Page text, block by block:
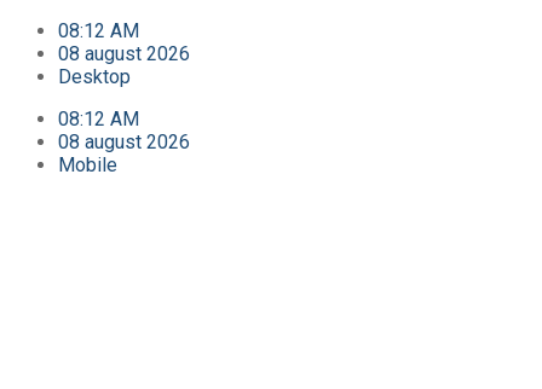
08:12 AM
08 august 2026
Desktop
08:12 AM
08 august 2026
Mobile